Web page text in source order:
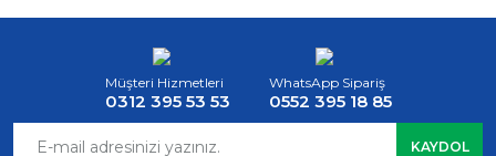
Müşteri Hizmetleri
0312 395 53 53
WhatsApp Sipariş
0552 395 18 85
KAYDOL